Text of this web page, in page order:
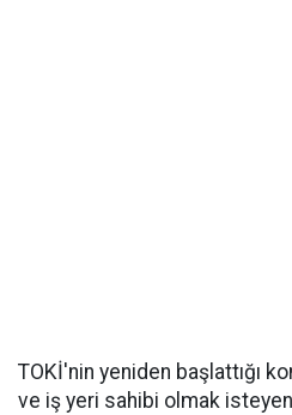
TOKİ'nin yeniden başlattığı
ve iş yeri sahibi olmak